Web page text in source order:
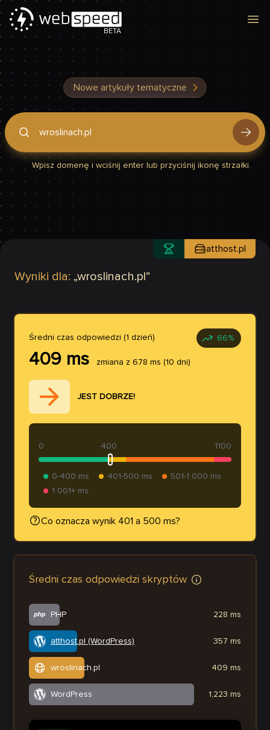
BETA
Nowe artykuły tematyczne
Podaj domenę, by sprawdzić, czy Twoja strona jest szybka
Wpisz domenę i wciśnij enter lub przyciśnij ikonę strzałki.
Wyniki dla: „wroslinach.pl ”
atthost.pl
Średni czas odpowiedzi (1 dzień) 66%
409 ms zmiana z 678 ms (10 dni)
JEST DOBRZE!
400
0 1100
0-400 ms 401-500 ms
501-1 000 ms
1 001+ ms
Co oznacza wynik 401 a 500 ms?
Średni czas odpowiedzi skryptów
PHP
atthost.pl (WordPress)
wroslinach.pl
WordPress
228 ms
357 ms
409 ms
1,223 ms